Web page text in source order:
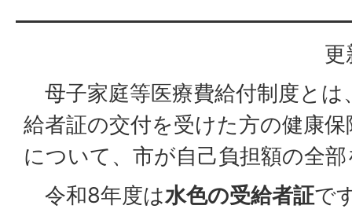
更
母子家庭等医療費給付制度とは
給者証の交付を受けた方の健康
について、市が自己負担額の全
令和8年度は水色の受給者証で